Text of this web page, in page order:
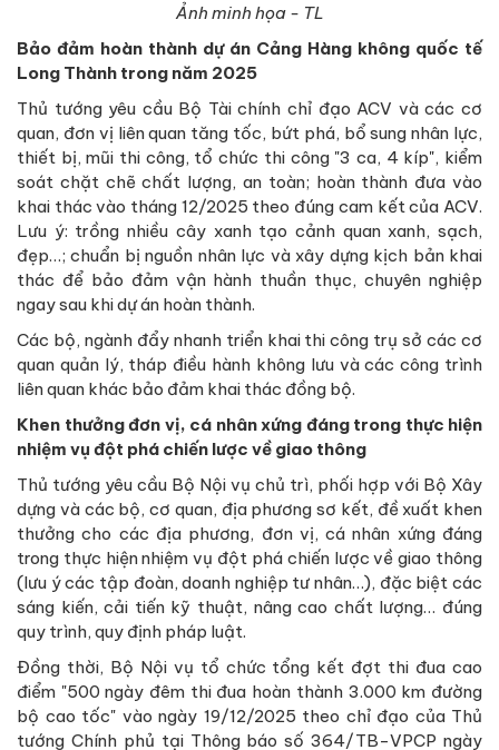
Ảnh minh họa - TL
Bảo đảm hoàn thành dự án Cảng Hàng không quốc tế
Long Thành trong năm 2025
Thủ tướng yêu cầu Bộ Tài chính chỉ đạo ACV và các cơ
quan, đơn vị liên quan tăng tốc, bứt phá, bổ sung nhân lực,
thiết bị, mũi thi công, tổ chức thi công "3 ca, 4 kíp", kiểm
soát chặt chẽ chất lượng, an toàn; hoàn thành đưa vào
khai thác vào tháng 12/2025 theo đúng cam kết của ACV.
Lưu ý: trồng nhiều cây xanh tạo cảnh quan xanh, sạch,
đẹp…; chuẩn bị nguồn nhân lực và xây dựng kịch bản khai
thác để bảo đảm vận hành thuần thục, chuyên nghiệp
ngay sau khi dự án hoàn thành.
Các bộ, ngành đẩy nhanh triển khai thi công trụ sở các cơ
quan quản lý, tháp điều hành không lưu và các công trình
liên quan khác bảo đảm khai thác đồng bộ.
Khen thưởng đơn vị, cá nhân xứng đáng trong thực hiện
nhiệm vụ đột phá chiến lược về giao thông
Thủ tướng yêu cầu Bộ Nội vụ chủ trì, phối hợp với Bộ Xây
dựng và các bộ, cơ quan, địa phương sơ kết, đề xuất khen
thưởng cho các địa phương, đơn vị, cá nhân xứng đáng
trong thực hiện nhiệm vụ đột phá chiến lược về giao thông
(lưu ý các tập đoàn, doanh nghiệp tư nhân…), đặc biệt các
sáng kiến, cải tiến kỹ thuật, nâng cao chất lượng… đúng
quy trình, quy định pháp luật.
Đồng thời, Bộ Nội vụ tổ chức tổng kết đợt thi đua cao
điểm "500 ngày đêm thi đua hoàn thành 3.000 km đường
bộ cao tốc" vào ngày 19/12/2025 theo chỉ đạo của Thủ
tướng Chính phủ tại Thông báo số 364/TB-VPCP ngày